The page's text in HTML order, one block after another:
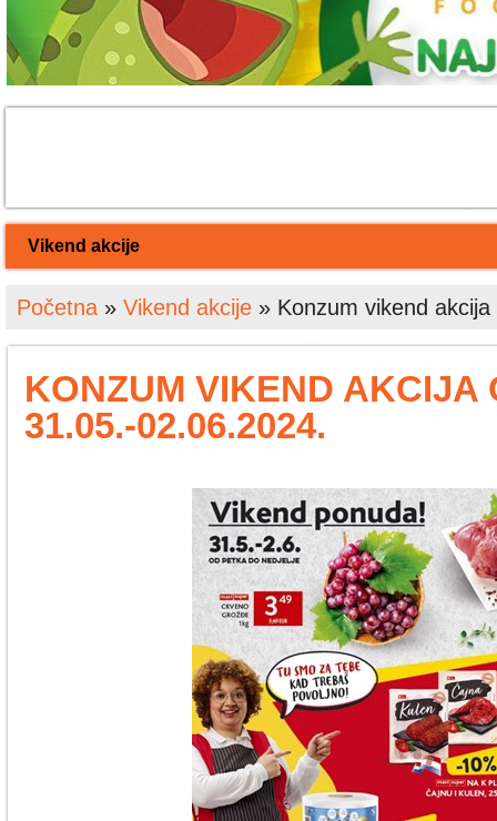
Vikend akcije
Početna » Vikend akcije » Konzum vikend
KONZUM VIKEND AKCIJA
31.05.-02.06.2024.